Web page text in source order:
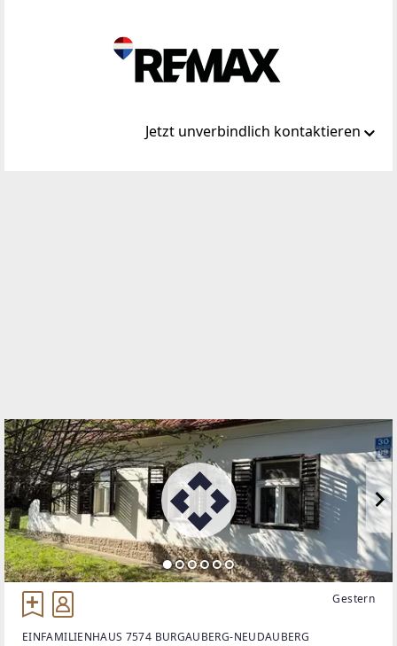
Jetzt unverbindlich kontaktieren
Gestern
EINFAMILIENHAUS 7574 BURGAUBERG-NEUDAUBERG